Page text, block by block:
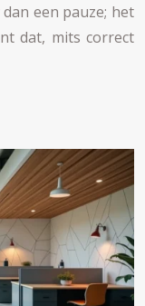
een pauze; het
dat, mits correct